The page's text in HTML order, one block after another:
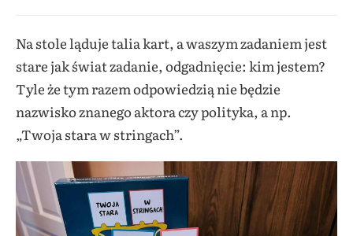
Na stole ląduje talia kart, a waszym zadaniem jest
stare jak świat zadanie, odgadnięcie: kim jestem?
Tyle że tym razem odpowiedzią nie będzie
nazwisko znanego aktora czy polityka, a np.
„Twoja stara w stringach”.